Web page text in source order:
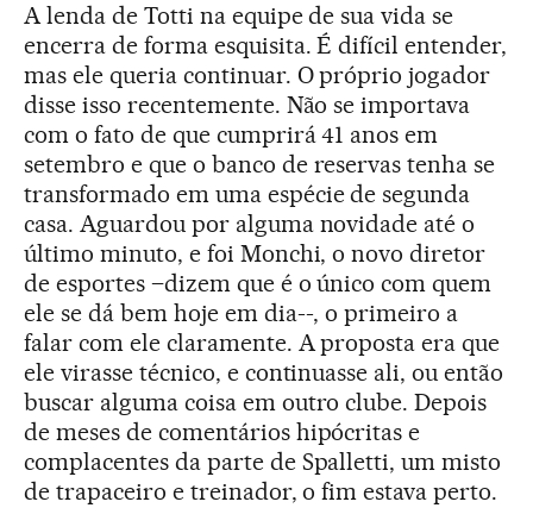
A lenda de Totti na equipe de sua vida se
encerra de forma esquisita. É difícil entender,
mas ele queria continuar. O próprio jogador
disse isso recentemente. Não se importava
com o fato de que cumprirá 41 anos em
setembro e que o banco de reservas tenha se
transformado em uma espécie de segunda
casa. Aguardou por alguma novidade até o
último minuto, e foi Monchi, o novo diretor
de esportes –dizem que é o único com quem
ele se dá bem hoje em dia--, o primeiro a
falar com ele claramente. A proposta era que
ele virasse técnico, e continuasse ali, ou então
buscar alguma coisa em outro clube. Depois
de meses de comentários hipócritas e
complacentes da parte de Spalletti, um misto
de trapaceiro e treinador, o fim estava perto.